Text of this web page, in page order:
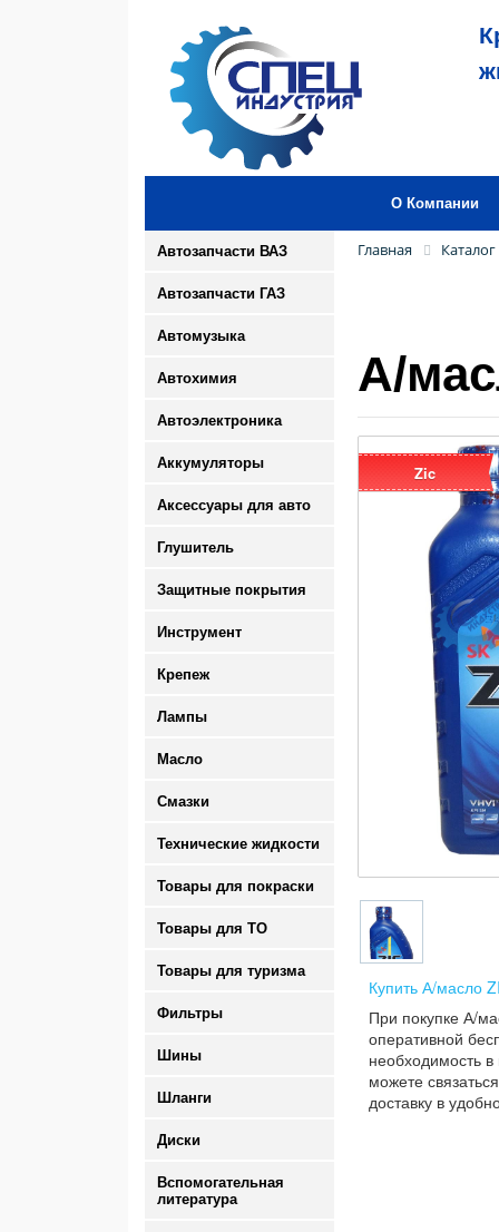
О Компании
Автозапчасти ВАЗ
Автозапчасти ГАЗ
Автомузыка
Автохимия
Автоэлектроника
Аккумуляторы
Аксессуары для авто
Глушитель
Защитные покрытия
Инструмент
Крепеж
Лампы
Масло
Смазки
Технические жидкости
Товары для покраски
Товары для ТО
Товары для туризма
Фильтры
Шины
Шланги
Диски
Вспомогательная
литература
Главная Каталог
А/
Zic
Купить А/масло
При покупке А/
оперативной
необходимость
можете
доставку в